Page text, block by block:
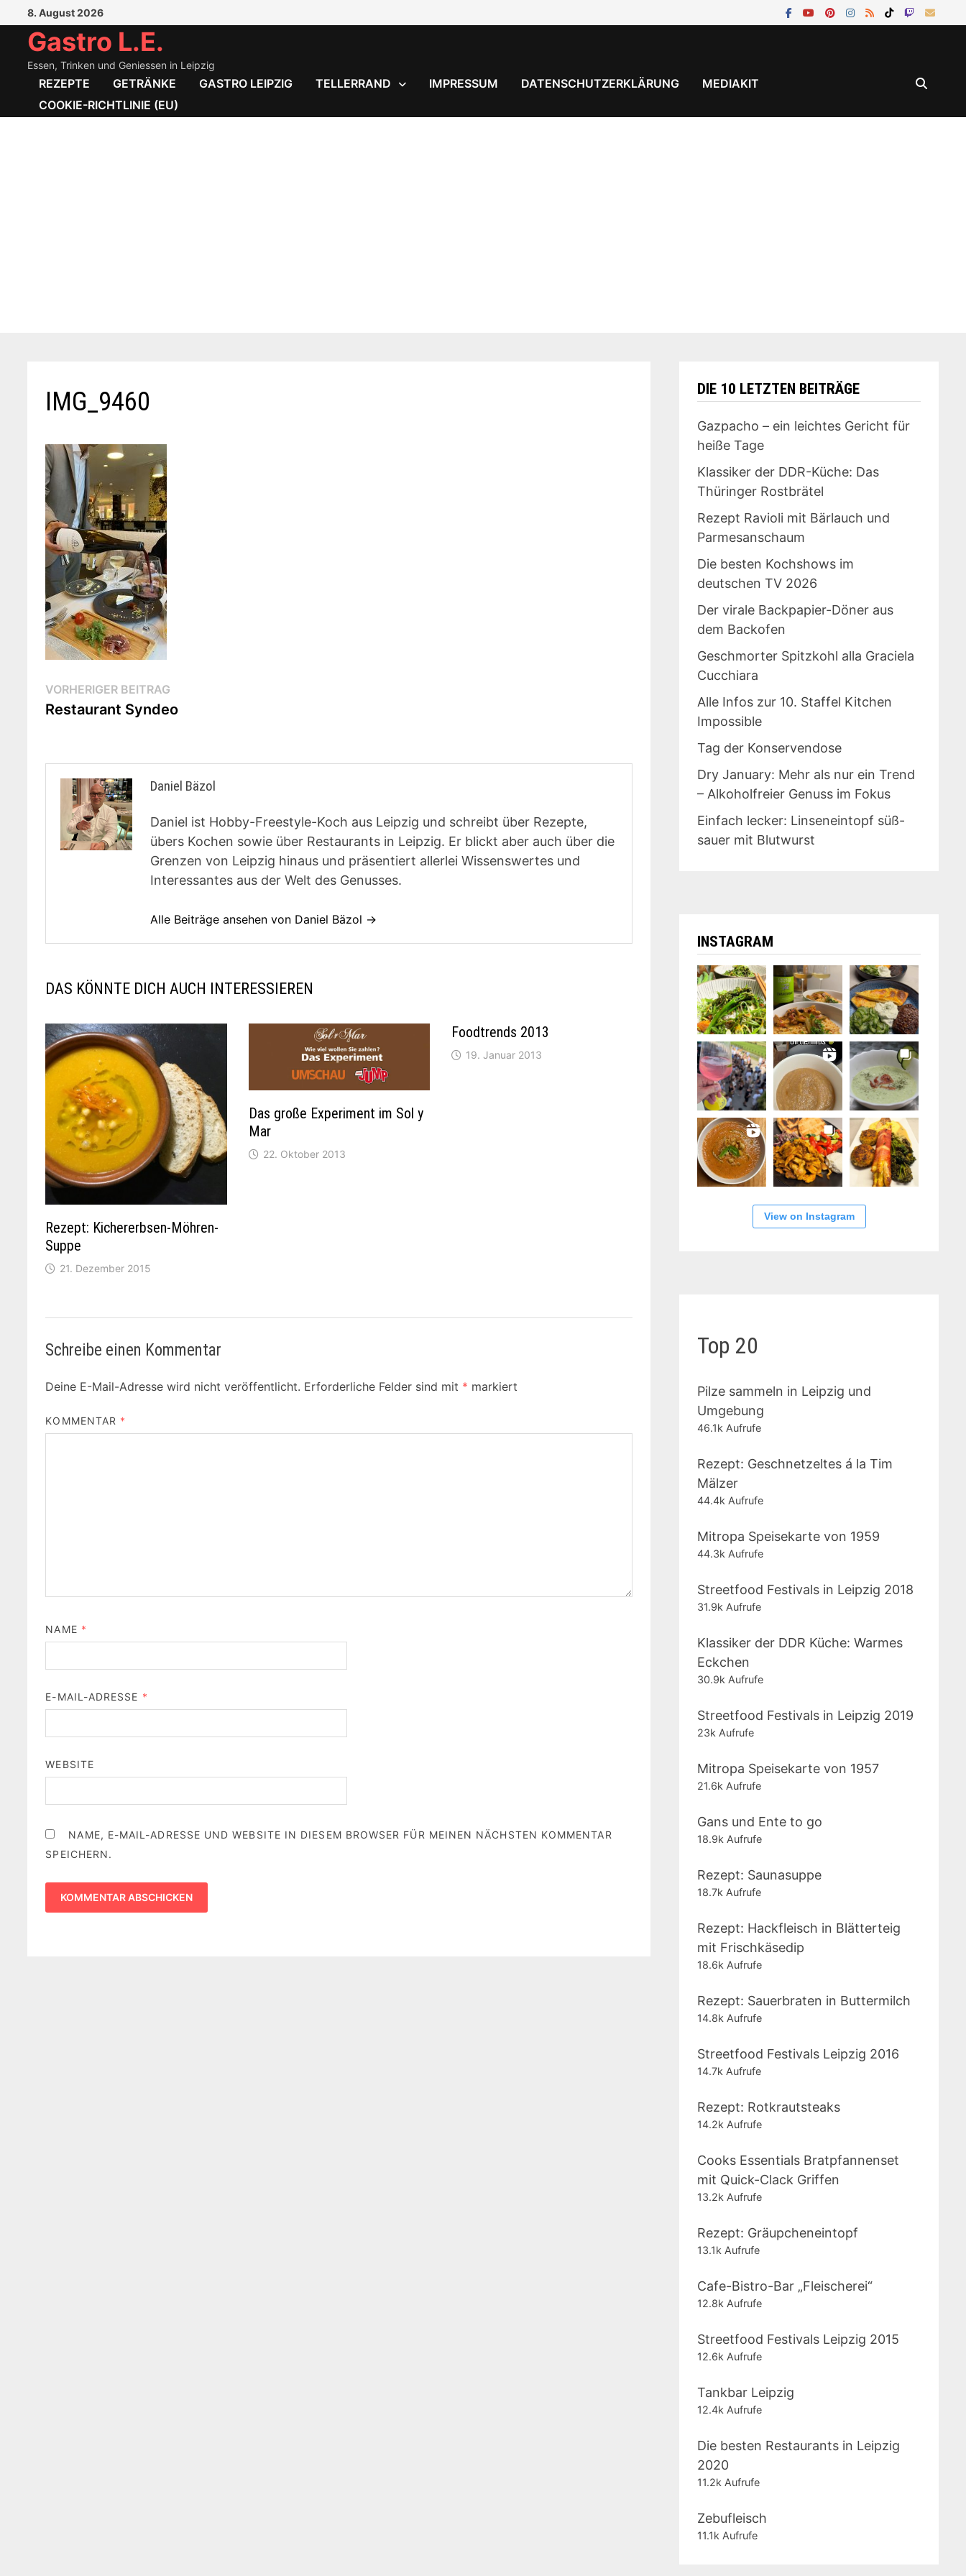
Inhalt
springen
8. August 2026
Gastro L.E.
Essen, Trinken und Geniessen in Leipzig
REZEPTE GETRÄNKE GASTRO LEIPZIG TELLERRAND IMPRESSUM DATENSCHUTZERKLÄRUNG
MEDIAKIT
COOKIE-RICHTLINIE (EU)
IMG_9460
Beitragsnavigation
VORHERIGER BEITRAG
Beitrag:
Restaurant Syndeo
Daniel Bäzol
Daniel ist Hobby-Freestyle-Koch aus Leipzig und schreibt über Rezepte,
übers Kochen sowie über Restaurants in Leipzig. Er blickt aber auch über die
Grenzen von Leipzig hinaus und präsentiert allerlei Wissenswertes und
Interessantes aus der Welt des Genusses.
Alle Beiträge ansehen von Daniel Bäzol →
DAS KÖNNTE DICH AUCH INTERESSIEREN
Rezept: Kichererbsen-Möhren-
Suppe
21. Dezember 2015
Das große Experiment im Sol y
Mar
22. Oktober 2013
Foodtrends 2013
19. Januar 2013
Schreibe einen Kommentar
Deine E-Mail-Adresse wird nicht veröffentlicht. Erforderliche Felder sind mit * markiert
KOMMENTAR *
NAME *
E-MAIL-ADRESSE *
WEBSITE
NAME, E-MAIL-ADRESSE UND WEBSITE IN DIESEM BROWSER FÜR MEINEN NÄCHSTEN KOMMENTAR
SPEICHERN.
DIE 10 LETZTEN BEITRÄGE
Gazpacho – ein leichtes Gericht für
heiße Tage
Klassiker der DDR-Küche: Das
Thüringer Rostbrätel
Rezept Ravioli mit Bärlauch und
Parmesanschaum
Die besten Kochshows im
deutschen TV 2026
Der virale Backpapier-Döner aus
dem Backofen
Geschmorter Spitzkohl alla Graciela
Cucchiara
Alle Infos zur 10. Staffel Kitchen
Impossible
Tag der Konservendose
Dry January: Mehr als nur ein Trend
– Alkoholfreier Genuss im Fokus
Einfach lecker: Linseneintopf süß-
sauer mit Blutwurst
INSTAGRAM
View on Instagram
Top 20
Pilze sammeln in Leipzig und
Umgebung
46.1k Aufrufe
Rezept: Geschnetzeltes á la Tim
Mälzer
44.4k Aufrufe
Mitropa Speisekarte von 1959
44.3k Aufrufe
Streetfood Festivals in Leipzig 2018
31.9k Aufrufe
Klassiker der DDR Küche: Warmes
Eckchen
30.9k Aufrufe
Streetfood Festivals in Leipzig 2019
23k Aufrufe
Mitropa Speisekarte von 1957
21.6k Aufrufe
Gans und Ente to go
18.9k Aufrufe
Rezept: Saunasuppe
18.7k Aufrufe
Rezept: Hackfleisch in Blätterteig
mit Frischkäsedip
18.6k Aufrufe
Rezept: Sauerbraten in Buttermilch
14.8k Aufrufe
Streetfood Festivals Leipzig 2016
14.7k Aufrufe
Rezept: Rotkrautsteaks
14.2k Aufrufe
Cooks Essentials Bratpfannenset
mit Quick-Clack Griffen
13.2k Aufrufe
Rezept: Gräupcheneintopf
13.1k Aufrufe
Cafe-Bistro-Bar „Fleischerei“
12.8k Aufrufe
Streetfood Festivals Leipzig 2015
12.6k Aufrufe
Tankbar Leipzig
12.4k Aufrufe
Die besten Restaurants in Leipzig
2020
11.2k Aufrufe
Zebufleisch
11.1k Aufrufe